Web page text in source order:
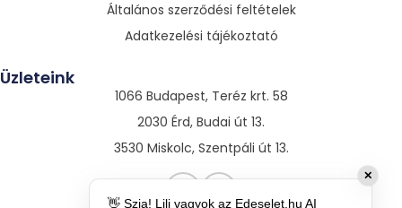
Általános szerződési feltételek
Adatkezelési tájékoztató
Üzleteink
1066 Budapest, Teréz krt. 58
2030 Érd, Budai út 13.
3530 Miskolc, Szentpáli út 13.
✕
👋 Szia! Lili vagyok az Edeselet.hu AI